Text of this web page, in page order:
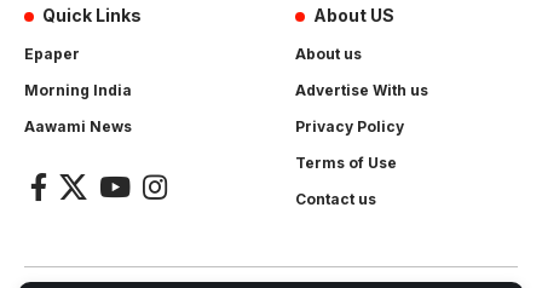
Quick Links
Epaper
Morning India
Aawami News
About US
About us
Advertise With us
Privacy Policy
Terms of Use
Contact us